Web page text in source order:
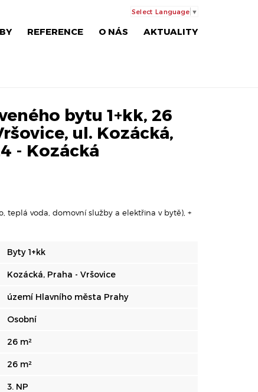
REFERENCE O NÁS AKTUALITY
Select Language ▼
bytu 1+kk, 26
ul. Kozácká,
- Kozácká
teplá voda, domovní služby a elektřina v bytě), +
Byty 1+kk
Kozácká, Praha - Vršovice
území Hlavního města Prahy
Osobní
26 m²
26 m²
3. NP